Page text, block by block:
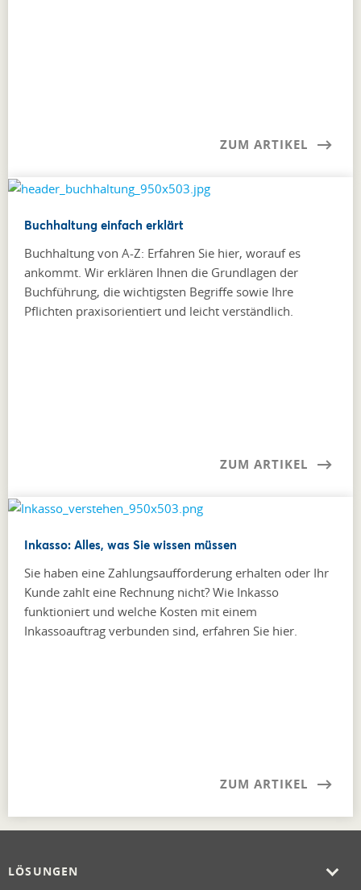
ZUM ARTIKEL
Buchhaltung einfach erklärt
Buchhaltung von A-Z: Erfahren Sie hier, worauf es
ankommt. Wir erklären Ihnen die Grundlagen der
Buchführung, die wichtigsten Begriffe sowie Ihre
Pflichten praxisorientiert und leicht verständlich.
ZUM ARTIKEL
Inkasso: Alles, was Sie wissen müssen
Sie haben eine Zahlungsaufforderung erhalten oder Ihr
Kunde zahlt eine Rechnung nicht? Wie Inkasso
funktioniert und welche Kosten mit einem
Inkassoauftrag verbunden sind, erfahren Sie hier.
ZUM ARTIKEL
LÖSUNGEN